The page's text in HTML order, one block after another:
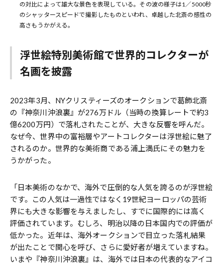
の対比によって雄大な景色を表現している。その波の様子は1／5000秒
のシャッタースピードで撮影したものといわれ、卓越した北斎の感性の
高さもうかがえる。
浮世絵特別美術館で世界的コレクターが
名画を披露
2023年3月、NYクリスティーズのオークションで葛飾北斎
の『神奈川沖浪裏』が276万ドル（当時の換算レートで約3
億6200万円）で落札されたことが、大きな反響を呼んだ。
なぜ今、世界中の富裕層やアートコレクターは浮世絵に魅了
されるのか。世界的な美術商である浦上満氏にその魅力を
うかがった。
「日本美術のなかで、海外で圧倒的な人気を誇るのが浮世絵
です。この人気は一過性ではなく19世紀ヨーロッパの芸術
界にも大きな影響を与えましたし、すでに国際的には高く
評価されています。むしろ、明治以降の日本国内での評価が
低かった。近年は、海外オークションで目立った落札結果
が出たことで関心を呼び、さらに愛好者が増えていますね。
いまや『神奈川沖浪裏』は、海外では日本の代表的なアイコ